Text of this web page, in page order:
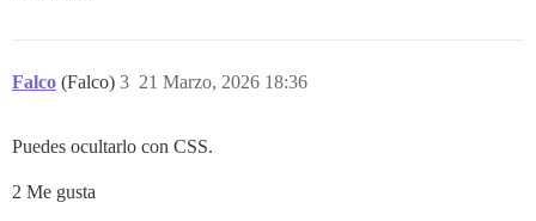
Falco (Falco) 21 Marzo, 2026 18:36
3
Puedes ocultarlo con CSS.
2 Me gusta